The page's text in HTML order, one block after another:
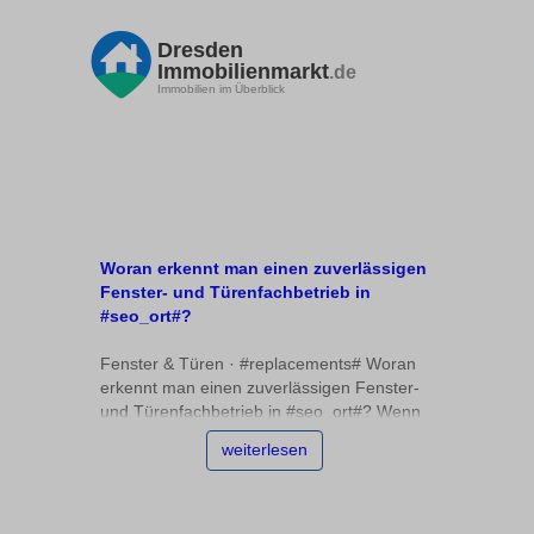
Dresden
Immobilienmarkt.de
Immobilien im Überblick
Woran erkennt man einen zuverlässigen
Fenster- und Türenfachbetrieb in
#seo_ort#?
Fenster & Türen · #replacements# Woran
erkennt man einen zuverlässigen Fenster-
und Türenfachbetrieb in #seo_ort#? Wenn
Sie #replacements# nach einem
zuverlässigen Fachbetrieb für Fenster und
weiterlesen